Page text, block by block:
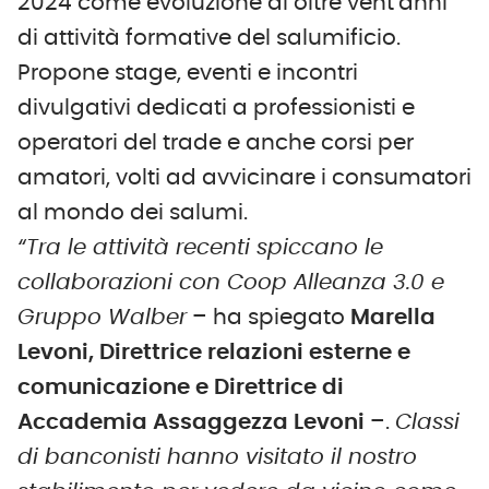
di attività formative del salumificio.
Propone stage, eventi e incontri
divulgativi dedicati a professionisti e
operatori del trade e anche corsi per
amatori, volti ad avvicinare i consumatori
al mondo dei salumi.
“Tra le attività recenti spiccano le
collaborazioni con Coop Alleanza 3.0 e
Gruppo Walber– ha spiegato Marella
Levoni, Direttrice relazioni esterne e
comunicazione e Direttrice di
Accademia Assaggezza Levoni –. Classi
di banconisti hanno visitato il nostro